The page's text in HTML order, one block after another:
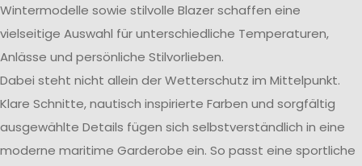
Wintermodelle sowie stilvolle Blazer schaffen eine
vielseitige Auswahl für unterschiedliche Temperaturen,
Anlässe und persönliche Stilvorlieben.
Dabei steht nicht allein der Wetterschutz im Mittelpunkt.
Klare Schnitte, nautisch inspirierte Farben und sorgfältig
ausgewählte Details fügen sich selbstverständlich in eine
moderne maritime Garderobe ein. So passt eine sportliche